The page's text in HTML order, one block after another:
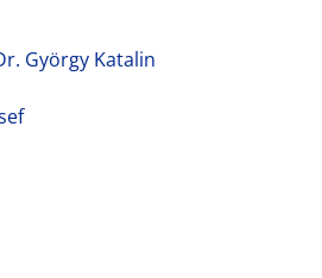
György Katalin